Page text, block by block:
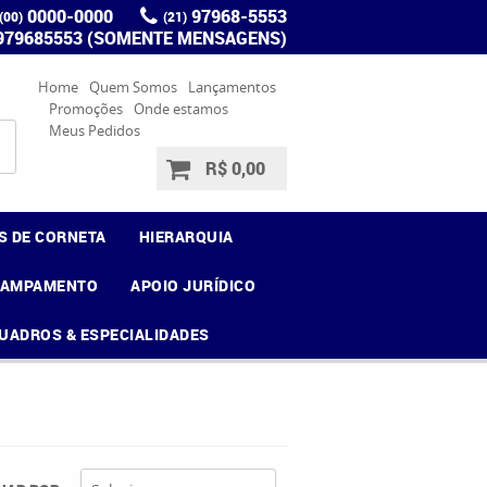
(00) 0000-0000 (21) 97968-5553
(SOMENTE MENSAGENS)
Home Quem Somos
Lançamentos
Promoções Onde estamos
Meus Pedidos
R$ 0,00
DE CORNETA HIERARQUIA
APOIO JURÍDICO
& ESPECIALIDADES